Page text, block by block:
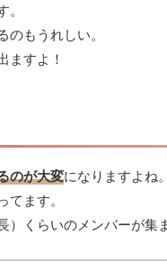
もうれしい。
ますよ！
のが大変になりますよね。
てます。
くらいのメンバーが集